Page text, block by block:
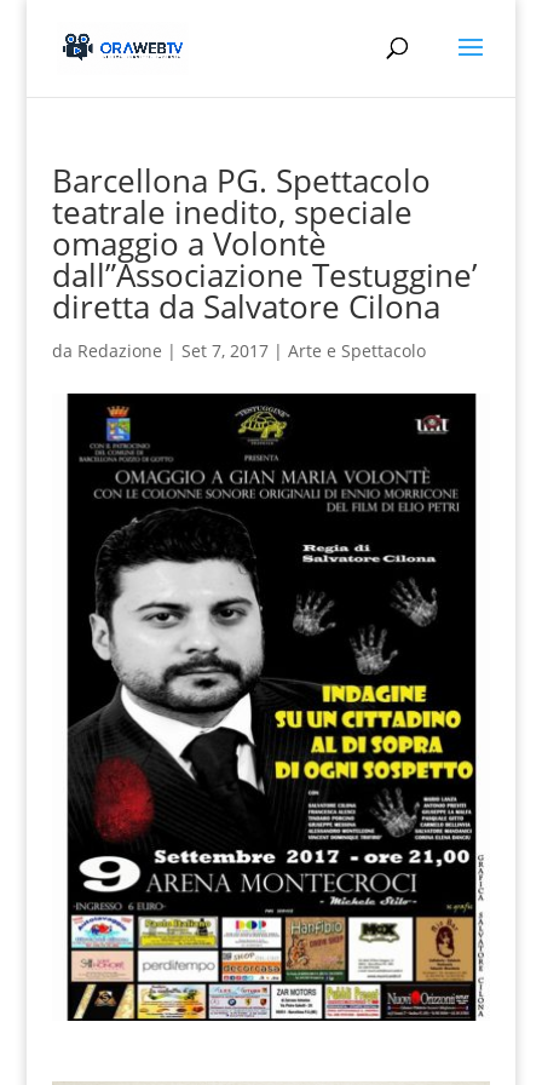
Barcellona PG. Spettacolo
teatrale inedito, speciale
omaggio a Volontè
dall”Associazione Testuggine’
diretta da Salvatore Cilona
da Redazione | Set 7, 2017| Arte e Spettacolo